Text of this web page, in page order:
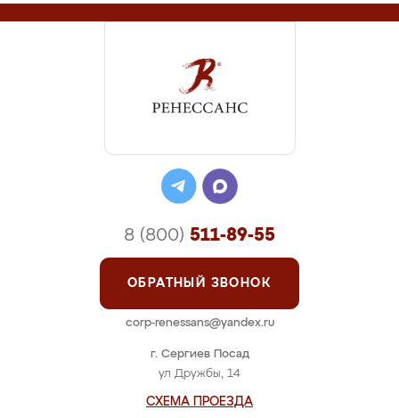
г. Сергиев Посад
ул Дружбы, 14
СХЕМА ПРОЕЗДА
8 (800) 511-89-55
ОБРАТНЫЙ ЗВОНОК
corp-renessans@yandex.ru